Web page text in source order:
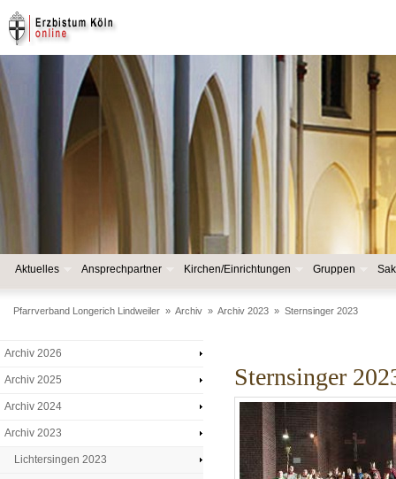
Aktuelles Ansprechpartner Kirchen/Einrichtungen Gruppen
Pfarrverband Longerich Lindweiler » Archiv » Archiv 2023 » Sternsinger 2023
Archiv 2026
Archiv 2025
Archiv 2024
Archiv 2023
Lichtersingen 2023
Sternsinger